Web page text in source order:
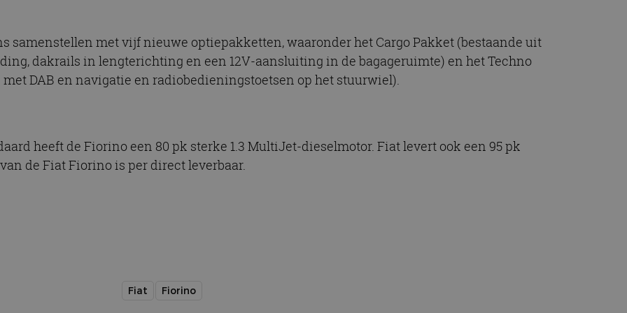
samenstellen met vijf nieuwe optiepakketten, waaronder het Cargo Pakket (bestaande uit
dakrails in lengterichting en een 12V-aansluiting in de bagageruimte) en het Techno
DAB en navigatie en radiobedieningstoetsen op het stuurwiel).
heeft de Fiorino een 80 pk sterke 1.3 MultiJet-dieselmotor. Fiat levert ook een 95 pk
de Fiat Fiorino is per direct leverbaar.
Fiat Fiorino